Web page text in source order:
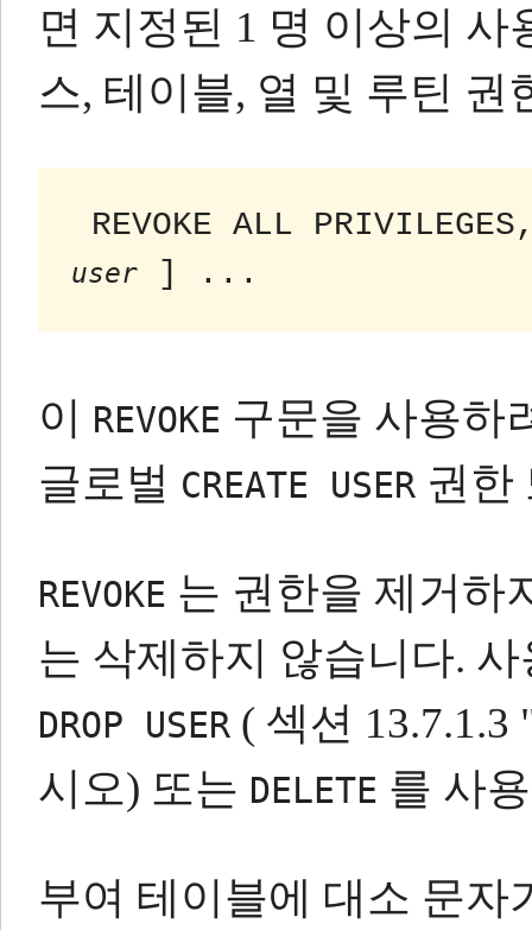
면 지정된 1 명 이상의
스, 테이블, 열 및 루틴 권
REVOKE ALL
user ] ...
이 REVOKE 구문을 사용하
글로벌 CREATE USER 권한
REVOKE 는 권한을 제거하
는 삭제하지 않습니다. 사
DROP USER ( 섹션 13.7.1.3
시오) 또는 DELETE 를 사
부여 테이블에 대소 문자